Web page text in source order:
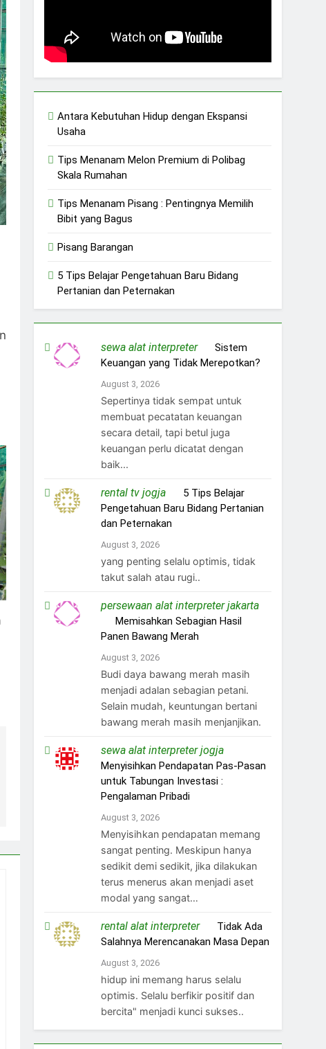
Antara Kebutuhan Hidup dengan Ekspansi
Usaha
Tips Menanam Melon Premium di Polibag
Skala Rumahan
Tips Menanam Pisang : Pentingnya Memilih
Bibit yang Bagus
Pisang Barangan
5 Tips Belajar Pengetahuan Baru Bidang
Pertanian dan Peternakan
sewa alat interpreteron Sistem
Keuangan yang Tidak Merepotkan?
August 3, 2026
Sepertinya tidak sempat untuk
membuat pecatatan keuangan
secara detail, tapi betul juga
keuangan perlu dicatat dengan
baik...
rental tv jogjaon 5 Tips Belajar
Pengetahuan Baru Bidang Pertanian
dan Peternakan
August 3, 2026
yang penting selalu optimis, tidak
takut salah atau rugi..
persewaan alat interpreter jakarta
Memisahkan Sebagian Hasil
Panen Bawang Merah
August 3, 2026
Budi daya bawang merah masih
menjadi adalan sebagian petani.
Selain mudah, keuntungan bertani
bawang merah masih menjanjikan.
sewa alat interpreter jogjaon
Menyisihkan Pendapatan Pas-Pasan
untuk Tabungan Investasi :
Pengalaman Pribadi
August 3, 2026
Menyisihkan pendapatan memang
sangat penting. Meskipun hanya
sedikit demi sedikit, jika dilakukan
terus menerus akan menjadi aset
modal yang sangat…
rental alat interpreteron Tidak Ada
Salahnya Merencanakan Masa Depan
August 3, 2026
hidup ini memang harus selalu
optimis. Selalu berfikir positif dan
bercita" menjadi kunci sukses..